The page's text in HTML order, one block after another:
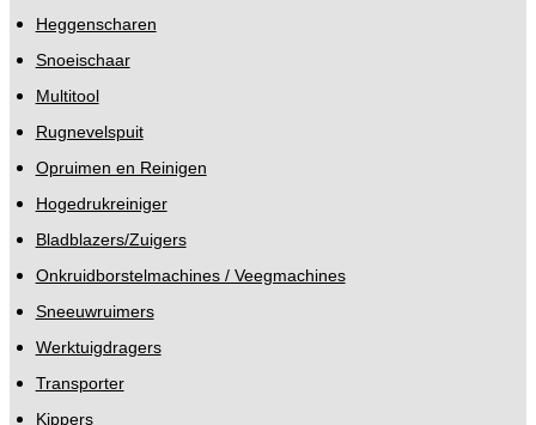
Heggenscharen
Snoeischaar
Multitool
Rugnevelspuit
Opruimen en Reinigen
Hogedrukreiniger
Bladblazers/Zuigers
Onkruidborstelmachines / Veegmachines
Sneeuwruimers
Werktuigdragers
Transporter
Kippers